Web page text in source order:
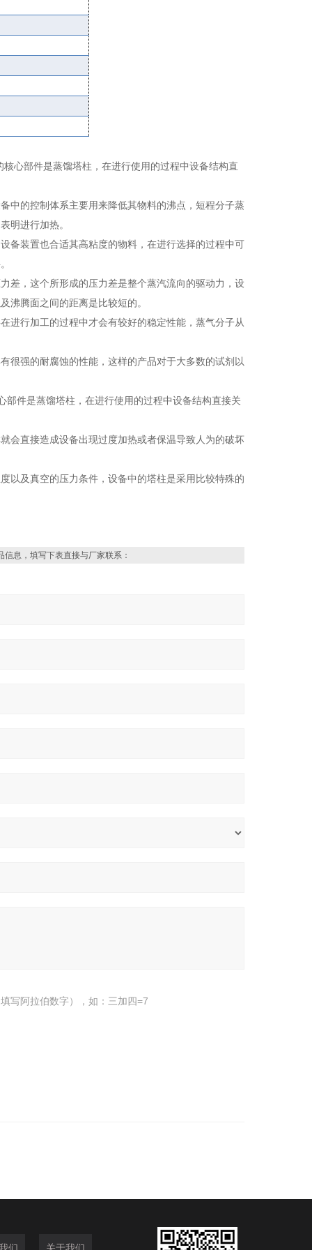
心部件是蒸馏塔柱，在进行使用的过程中设备结构直
的控制体系主要用来降低其物料的沸点，短程分子蒸
明进行加热。
装置也合适其高粘度的物料，在进行选择的过程中可
，这个所形成的压力差是整个蒸汽流向的驱动力，设
沸腾面之间的距离是比较短的。
行加工的过程中才会有较好的稳定性能，蒸气分子从
强的耐腐蚀的性能，这样的产品对于大多数的试剂以
件是蒸馏塔柱，在进行使用的过程中设备结构直接关
直接造成设备出现过度加热或者保温导致人为的破坏
及真空的压力条件，设备中的塔柱是采用比较特殊的
息，填写下表直接与厂家联系：
写阿拉伯数字），如：三加四=7